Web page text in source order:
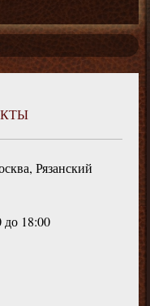
Рязанский
до 18:00